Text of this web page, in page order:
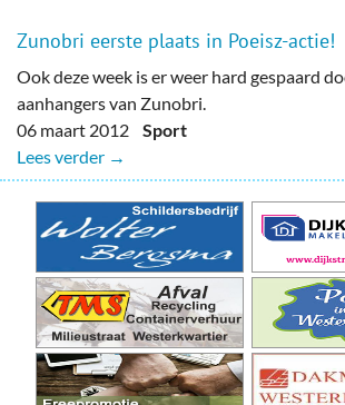
Zunobri eerste plaats in Poeisz-actie!
Ook deze week is er weer hard gespaard
aanhangers van Zunobri.
06 maart 2012 Sport
Lees verder →